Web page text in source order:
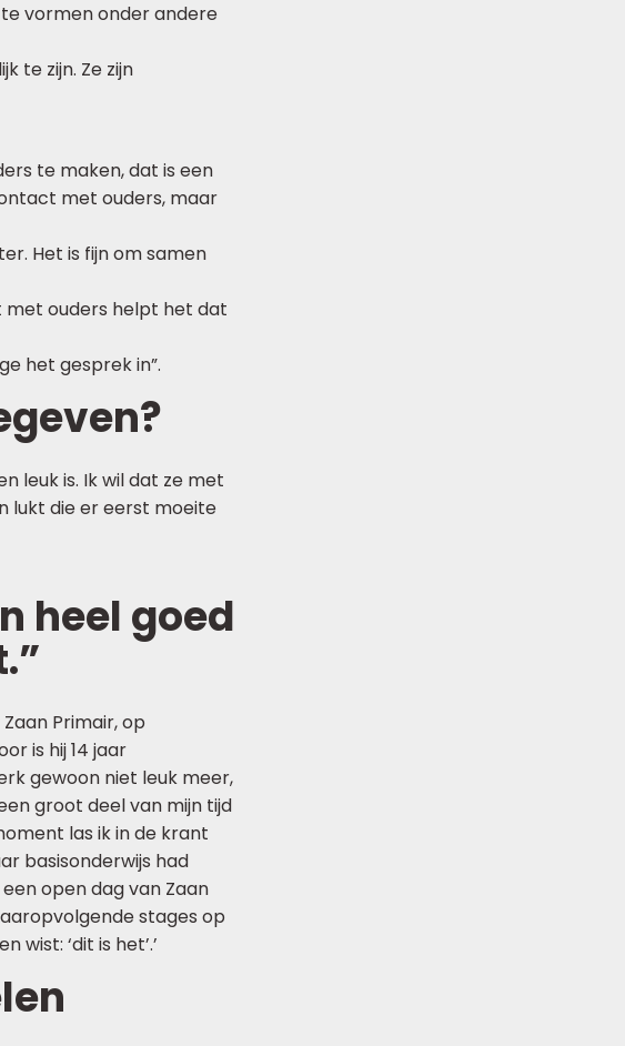
vormen onder andere
te zijn. Ze zijn
te maken, dat is een
met ouders, maar
Het is fijn om samen
met ouders helpt het dat
het gesprek in”.
leuk is. Ik wil dat ze met
lukt die er eerst moeite
heel goed
Primair, op
is hij 14 jaar
gewoon niet leuk meer,
groot deel van mijn tijd
las ik in de krant
basisonderwijs had
open dag van Zaan
stages op
wist: ‘dit is het’.’